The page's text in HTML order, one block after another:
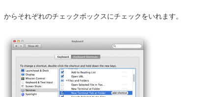
からそれぞれのチェックボックスにチェックをいれます。